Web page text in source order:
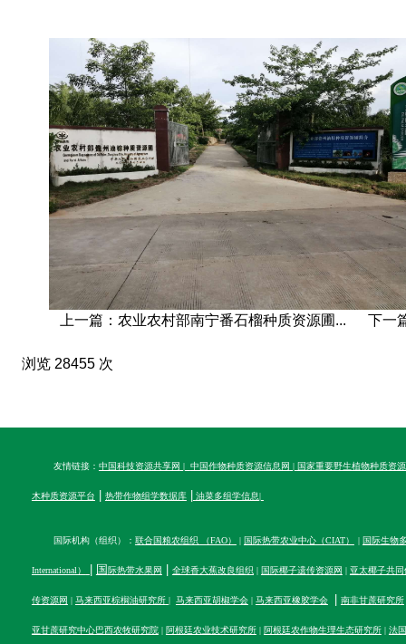
上一篇：农业农村部南宁番石榴种质资源圃... 下一
浏览 28455 次
友情链接： 中国科技资源共享网 | 中国作物种质资源信息网 | 国家重要野生植物种质资
木种质资源平台 热带作物组学数据库| 油菜多组学信息|
国际机构（组织）： 联合国粮农组织 （FAO） | 国际热带农业中心（CIAT） | 国际生物
International） 国际热带水果网 全球香大蕉改良组织 | 国际椰子遗传资源网 | 亚太椰子共同
传资源网 | 马来西亚棕榈油研究所 | 马来西亚胡椒学会| 马来西亚橡胶学会 南非甘蔗研究所
亚甘蔗研究中心巴西农牧研究院| 阿根廷农业技术研究所| 阿根廷农作物生理生态研究所| 法